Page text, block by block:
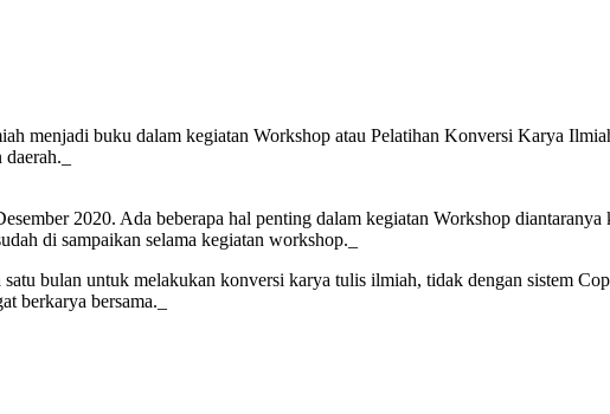
menjadi buku dalam kegiatan Workshop atau Pelatihan Konversi Karya
2020. Ada beberapa hal penting dalam kegiatan Workshop
di sampaikan selama kegiatan workshop._
bulan untuk melakukan konversi karya tulis ilmiah, tidak dengan sistem
berkarya bersama._